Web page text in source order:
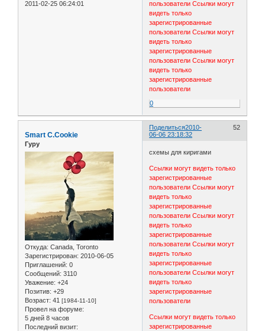
2011-02-25 06:24:01
пользователи Ссылки могут
видеть только
зарегистрированные
пользователи Ссылки могут
видеть только
зарегистрированные
пользователи Ссылки могут
видеть только
зарегистрированные
пользователи
0
Поделиться 52
2010-
06-06 23:18:32
Smart C.Cookie
Гуру
Откуда: Canada, Toronto
Зарегистрирован: 2010-06-05
Приглашений: 0
Сообщений: 3110
Уважение: +24
Позитив: +29
Возраст: 41 [1984-11-10]
Провел на форуме:
5 дней 8 часов
Последний визит:
схемы для киригами
Ссылки могут видеть только
зарегистрированные
пользователи Ссылки могут
видеть только
зарегистрированные
пользователи Ссылки могут
видеть только
зарегистрированные
пользователи Ссылки могут
видеть только
зарегистрированные
пользователи Ссылки могут
видеть только
зарегистрированные
пользователи
Ссылки могут видеть только
зарегистрированные